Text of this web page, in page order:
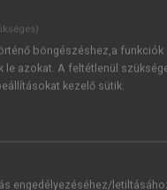
Kérek értesítést a MeRSZ
Kérek értesítést az
böngészéshez,a funkciók
azokat. A feltétlenül
kezelő sütik.
engedélyezéséhez/